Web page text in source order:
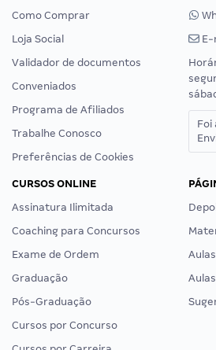
Como Comprar
Loja Social
Validador de documentos
Conveniados
Programa de Afiliados
Trabalhe Conosco
Preferências de Cookies
E-
Foi
CURSOS ONLINE
Assinatura Ilimitada
Coaching para Concursos
Exame de Ordem
Graduação
Pós-Graduação
Cursos por Concurso